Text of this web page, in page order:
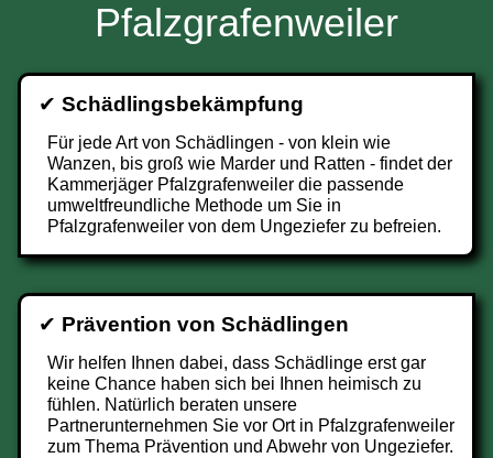
Pfalzgrafenweiler
✔ Schädlingsbekämpfung
Für jede Art von Schädlingen - von klein wie
Wanzen, bis groß wie Marder und Ratten - findet der
Kammerjäger Pfalzgrafenweiler die passende
umweltfreundliche Methode um Sie in
Pfalzgrafenweiler von dem Ungeziefer zu befreien.
✔ Prävention von Schädlingen
Wir helfen Ihnen dabei, dass Schädlinge erst gar
keine Chance haben sich bei Ihnen heimisch zu
fühlen. Natürlich beraten unsere
Partnerunternehmen Sie vor Ort in Pfalzgrafenweiler
zum Thema Prävention und Abwehr von Ungeziefer.